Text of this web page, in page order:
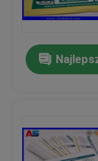
Produkty